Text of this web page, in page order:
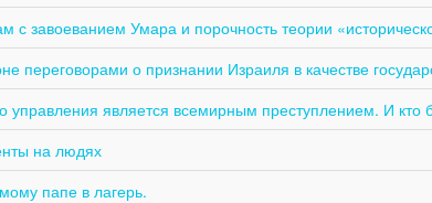
с завоеванием Умара и порочность теории
переговорами о признании Израиля в качестве
является всемирным преступлением. И кто
на людях
папе в лагерь.